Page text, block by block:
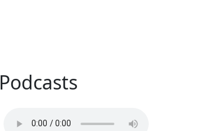
Podcasts